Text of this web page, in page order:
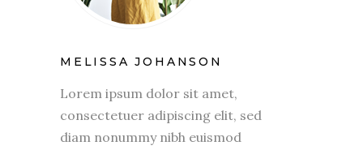
MELISSA JOHANSON
Lorem ipsum dolor sit amet,
consectetuer adipiscing elit, sed
diam nonummy nibh euismod